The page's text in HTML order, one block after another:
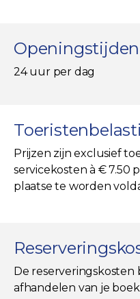
24 uur per dag
Prijzen zijn exclusief
servicekosten à € 7.50
plaatse te worden
De reserveringskosten
afhandelen van je